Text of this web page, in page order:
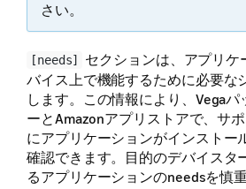
さい。
[needs]
セクションは、アプリケ
バイス上で機能するために必要な
します。この情報により、Vega
ーとAmazonアプリストアで、サ
にアプリケーションがインストー
確認できます。目的のデバイスタ
るアプリケーションのneedsを慎